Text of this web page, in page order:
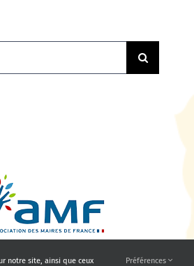
notre site, ainsi que ceux Préférences